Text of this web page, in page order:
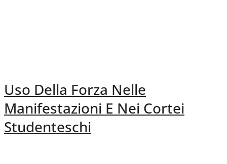
Uso Della Forza Nelle
Manifestazioni E Nei Cortei
Studenteschi